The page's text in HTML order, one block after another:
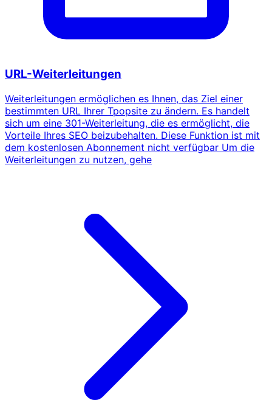
URL-Weiterleitungen
Weiterleitungen ermöglichen es Ihnen, das Ziel einer
bestimmten URL Ihrer Tpopsite zu ändern. Es handelt
sich um eine 301-Weiterleitung, die es ermöglicht, die
Vorteile Ihres SEO beizubehalten. Diese Funktion ist mit
dem kostenlosen Abonnement nicht verfügbar Um die
Weiterleitungen zu nutzen, gehe